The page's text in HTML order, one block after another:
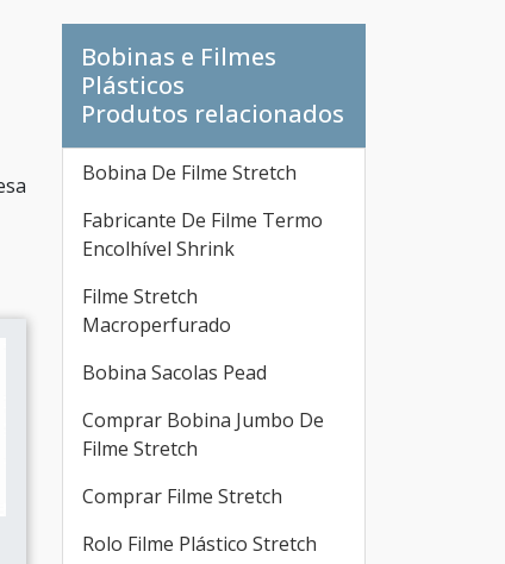
Bobinas e Filmes
Plásticos
Produtos relacionados
Bobina De Filme Stretch
Fabricante De Filme Termo
Encolhível Shrink
Filme Stretch
Macroperfurado
Bobina Sacolas Pead
Comprar Bobina Jumbo De
Filme Stretch
Comprar Filme Stretch
Rolo Filme Plástico Stretch